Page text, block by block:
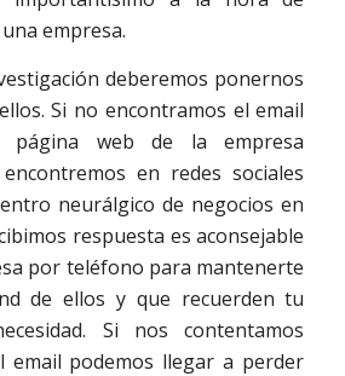
empresa.
deberemos ponernos
Si no encontramos el email
web de la empresa
en redes sociales
neurálgico de negocios en
respuesta es aconsejable
por teléfono para mantenerte
de ellos y que recuerden tu
Si nos contentamos
email podemos llegar a perder